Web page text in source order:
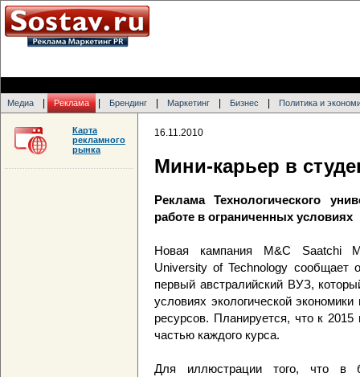
Медиа Реклама Брендинг Маркетинг Бизнес Политика и
16.11.2010
Мини-карьер в
Реклама Технологического
работе в ограниченных условиях
Новая кампания M&C Saatchi
University of Technology сообщает
первый австралийский ВУЗ,
условиях экологической
ресурсов. Планируется, что к
частью каждого курса.
Для иллюстрации того, что в
Карта
рекламного
рынка